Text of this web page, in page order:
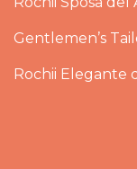
Gentlemen’s
Rochii Elegante